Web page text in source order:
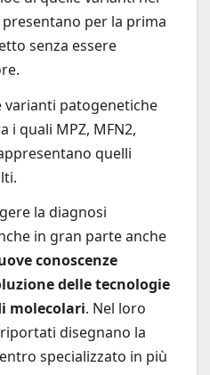
per la prima
senza essere
varianti patogenetiche
i quali MPZ, MFN2,
quelli
la diagnosi
in gran parte anche
conoscenze
delle tecnologie
molecolari. Nel loro
disegnano la
specializzato in più